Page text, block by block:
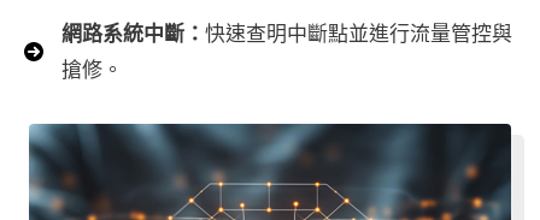
網路系統中斷： 快速查明中斷點並進行流量管控與
搶修。